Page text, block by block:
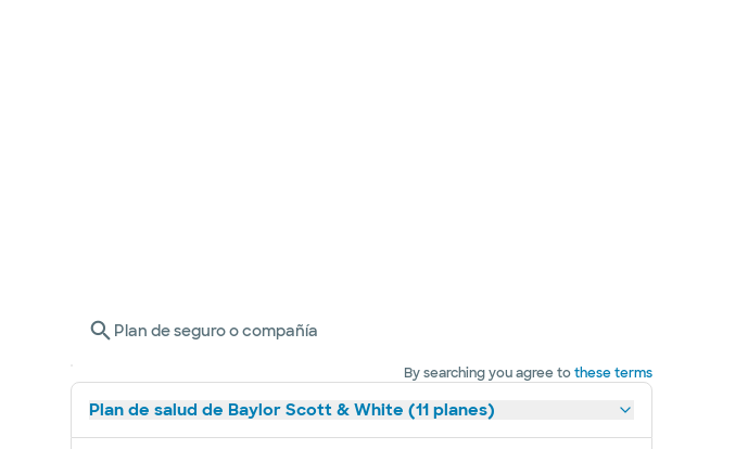
Plan de seguro o compañía
By searching you agree tothese terms
Plan de salud de Baylor Scott & White (11 planes)